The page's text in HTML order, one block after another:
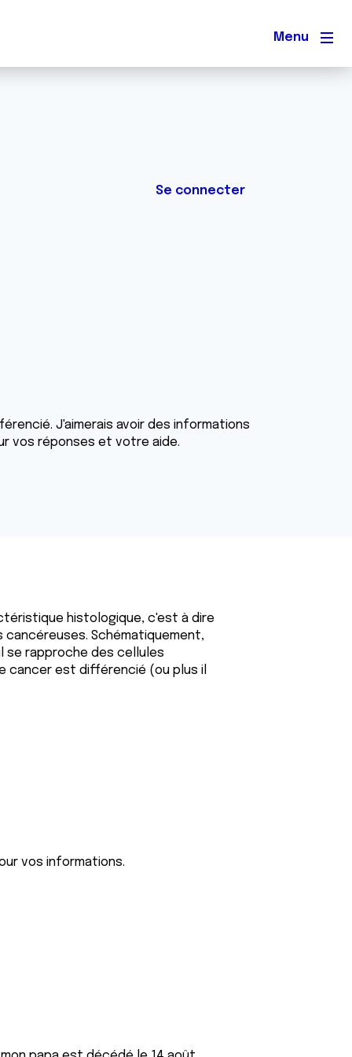
Menu
Se connecter
J'aimerais avoir des informations
vos réponses et votre aide.
histologique, c'est à dire
Schématiquement,
se rapproche des cellules
cancer est différencié (ou plus il
vos informations.